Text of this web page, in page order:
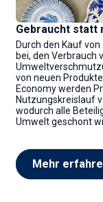
Gebraucht statt
Durch den Kauf
bei, den Verbrauch
von neuen
Economy werden
Nutzungskreislauf
wodurch alle
Umwelt geschont
Mehr